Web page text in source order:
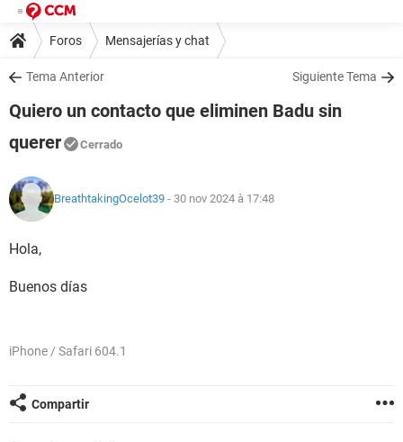
Foros Mensajerías y chat
Tema Anterior Siguiente Tema
Quiero un contacto que eliminen Badu sin
querer
Cerrado
BreathtakingOcelot39 - 30 nov 2024 à 17:48
Hola,
Buenos días
iPhone / Safari 604.1
Compartir